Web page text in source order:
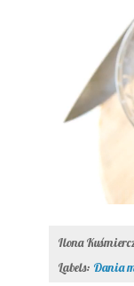
Ilona
Labels: Dania